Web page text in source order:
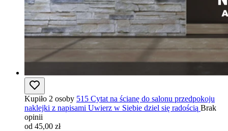
Kupiło 2 osoby 515 Cytat na ścianę do salonu przedpokoju
naklejki z napisami Uwierz w Siebie dziel się radością Brak
opinii
od 45,00 zł